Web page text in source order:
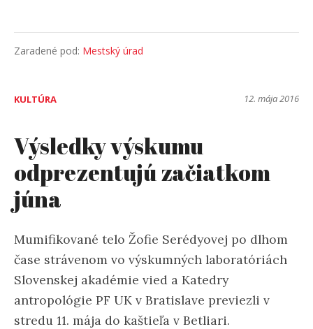
Zaradené pod: Mestský úrad
KULTÚRA 12. mája 2016
Výsledky výskumu
odprezentujú začiatkom
júna
Mumifikované telo Žofie Serédyovej po dlhom
čase strávenom vo výskumných laboratóriách
Slovenskej akadémie vied a Katedry
antropológie PF UK v Bratislave previezli v
stredu 11. mája do kaštieľa v Betliari.